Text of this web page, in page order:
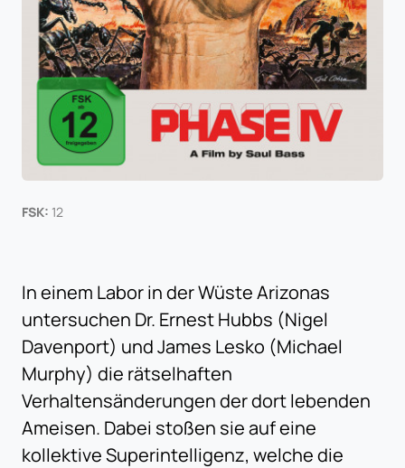
FSK: 12
In einem Labor in der Wüste Arizonas
untersuchen Dr. Ernest Hubbs (Nigel
Davenport) und James Lesko (Michael
Murphy) die rätselhaften
Verhaltensänderungen der dort lebenden
Ameisen. Dabei stoßen sie auf eine
kollektive Superintelligenz, welche die